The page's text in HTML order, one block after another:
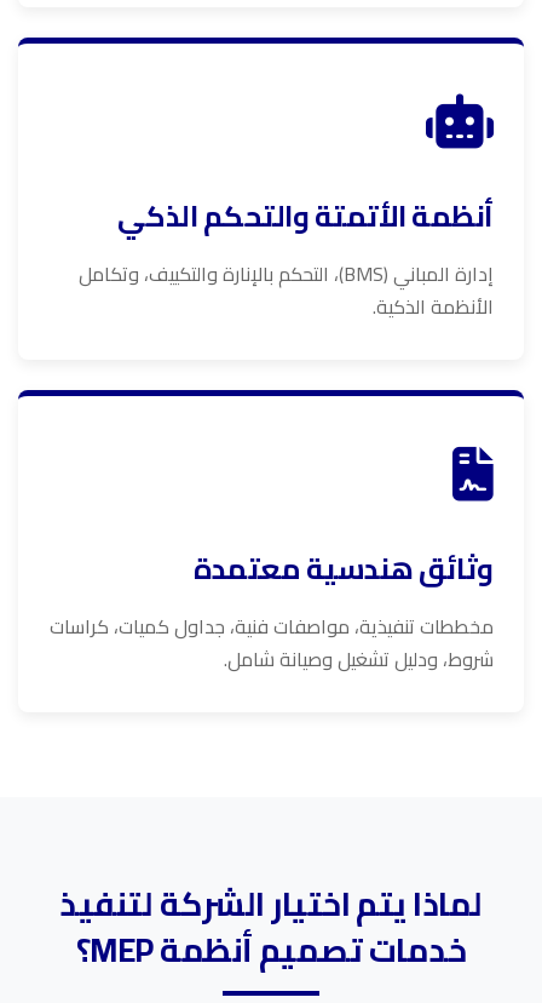
أنظمة الأتمتة والتحكم الذكي
إدارة المباني (BMS)، التحكم بالإنارة والتكييف، وتكامل
الأنظمة الذكية.
وثائق هندسية معتمدة
مخططات تنفيذية، مواصفات فنية، جداول كميات، كراسات
شروط، ودليل تشغيل وصيانة شامل.
لماذا يتم اختيار الشركة لتنفيذ
خدمات تصميم أنظمة MEP؟